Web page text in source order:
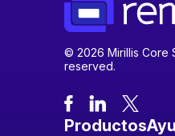
© 2026 Mirillis Core
reserved.
Productos